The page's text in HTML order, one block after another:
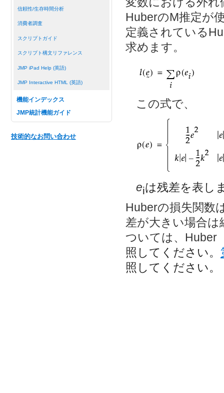
信頼性/生存時間分析
消費者調査
スクリプトガイド
スクリプト構文リファレンス
JMP iPad Help (英語)
JMP Interactive HTML (英語)
機能インデックス
JMP統計機能ガイド
技術的なお問い合わせ
HuberのM推定が
定義されている
求めます。
この式で、
eiは残差を表し
Huberの損失関数
差が大きい場合
ついては、Huber
照してください。
照してください。